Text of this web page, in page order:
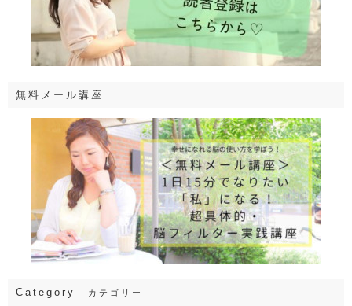
無料メール講座
Category カテゴリー